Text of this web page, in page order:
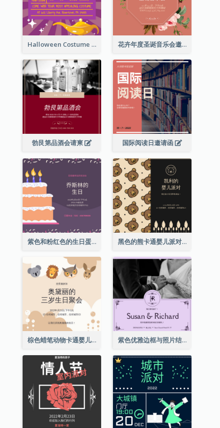
Halloween Costume Party Invitation 花卉年度圣诞音乐会邀请函
勃艮第品酒会请柬 国际阅读日邀请函
紫色和粉红色的生日蛋糕插图聚会请柬 黑色的熊卡通婴儿派对请柬
棕色蜡笔动物卡通婴儿生日邀请 紫色优雅边框与照片结婚请柬